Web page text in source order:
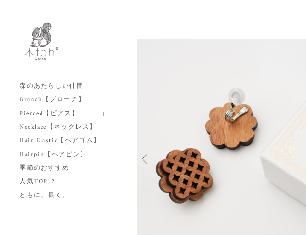
森のあたらしい仲間
Brooch【ブローチ】
Pierced【ピアス】
Necklace【ネックレス】
Hair Elastic【ヘアゴム】
Hairpin【ヘアピン】
季節のおすすめ
人気TOP12
ともに、長く。